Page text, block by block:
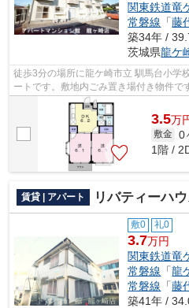
関東鉄道竜
常磐線 「藤
築34年 /
茨城県龍ケ
徒歩3分の場所に龍ケ崎市立 馴馬台小学
ートです。敷地内ごみ置き場付き物件で
家賃をカードで決済できます。龍ケ崎市...
3.5万
敷金 0
1階 /
賃貸 | アパート リバティーハ
敷0 礼0
3.7万円
関東鉄道竜
常磐線 「龍
常磐線 「藤
築41年 /